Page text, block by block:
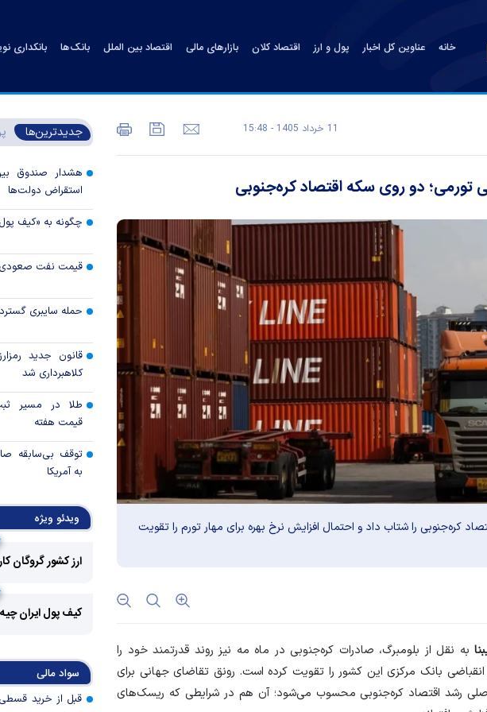
خانه عناوین کل اخبار پول و ارز اقتصاد کلان بازارهای مالی اقتصاد بین الملل بانک‌ها بانکداری
11 خرداد 1405 - 15:48
تورمی؛ دو روی سکه اقتصاد کره‌جنوبی
کره‌جنوبی را شتاب داد و احتمال افزایش نرخ بهره برای مهار تورم را تقویت
به نقل از بلومبرگ، صادرات کره‌جنوبی در ماه مه نیز روند قدرتمند خود را
بانک مرکزی این کشور را تقویت کرده است. رونق تقاضای جهانی برای
رشد اقتصاد کره‌جنوبی محسوب می‌شود؛ آن هم در شرایطی که ریسک‌های
جدیدترین‌ها
هشدار صندوق
استقراض دولت‌ها
چگونه به «کیف
قیمت نفت صعودی
حمله سایبری
قانون جدید
کلاهبرداری شد
طلا در مسیر
قیمت هفته
توقف بی‌سابقه
به آمریکا
چرا گاز در اروپا
مزیت رقابتی
عوارض هرمز؛
امنیت دریایی به
رویه جدید ارز
جزئیات
تسعیر ارز واردات
ویدئو ویژه
ارز کشور گروگان
کیف پول ایران
سواد مالی